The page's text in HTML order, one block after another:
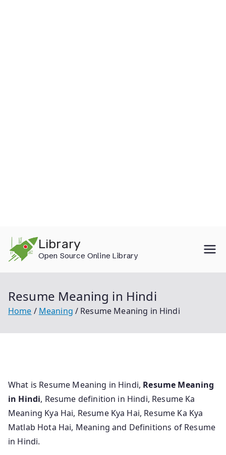
content
Library
Open Source Online Library
Resume Meaning in Hindi
Home Meaning Resume Meaning in Hindi
What is Resume Meaning in Hindi, Resume Meaning
in Hindi, Resume definition in Hindi, Resume Ka
Meaning Kya Hai, Resume Kya Hai, Resume Ka Kya
Matlab Hota Hai, Meaning and Definitions of Resume
in Hindi.